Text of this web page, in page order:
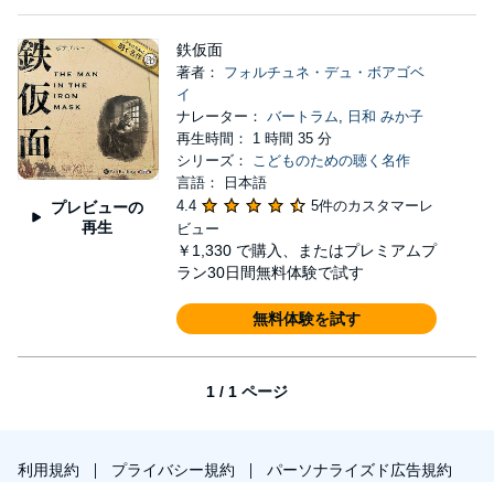
プレビューの
再生
鉄仮面
著者： フォルチュネ・デュ・ボアゴベ
イ
ナレーター： バートラム, 日和 みか子
再生時間： 1 時間 35 分
シリーズ： こどものための聴く名作
言語： 日本語
4.4
5件のカスタマーレ
ビュー
￥1,330 で購入、またはプレミアムプ
ラン30日間無料体験で試す
無料体験を試す
1 / 1 ページ
利用規約 プライバシー規約 パーソナライズド広告規約